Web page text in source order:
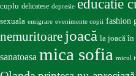
cuplu delicatese depresie educatie
sexuala emigrare evenimente copii fashion
nemuritoare joacă la joacă în
sanatoasa mica sofia micul